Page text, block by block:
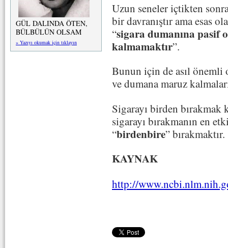
GÜL DALINDA ÖTEN,
BÜLBÜLÜN OLSAM
» Yazıyı okumak için tıklayın
Uzun seneler içtikten
bir davranıştır ama esas
“sigara dumanına pasif
kalmamaktır”.
Bunun için de asıl önemli
ve dumana maruz
Sigarayı birden bırakmak
sigarayı bırakmanın en
“birdenbire” bırakmaktır.
KAYNAK
http://